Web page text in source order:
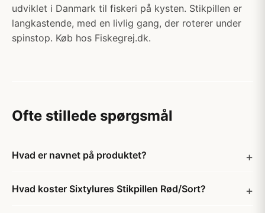
udviklet i Danmark til fiskeri på kysten. Stikpillen er
langkastende, med en livlig gang, der roterer under
spinstop. Køb hos Fiskegrej.dk.
Ofte stillede spørgsmål
Hvad er navnet på produktet?
Hvad koster Sixtylures Stikpillen Rød/Sort?